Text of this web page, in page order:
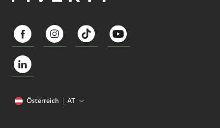
Österreich AT